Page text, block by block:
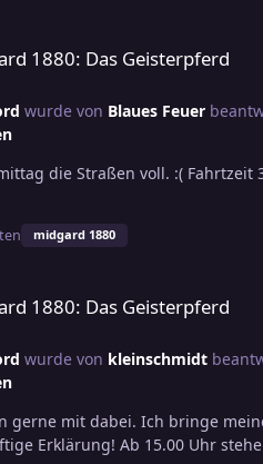
1880: Das Geisterpferd
wurde von Blaues Feuer
min länger als bei der Planung. Im Moment ist 16:00 die
midgard 1880
1880: Das Geisterpferd
wurde von kleinschmidt
gerne mit dabei. Ich bringe
gibt für alles